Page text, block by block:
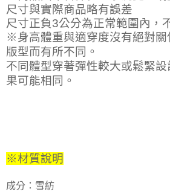
尺寸與實際商品略有誤差
尺寸正負3公分為正常範圍內，
※身高體重與適穿度沒有絕對關
版型而有所不同。
不同體型穿著彈性較大或鬆緊
果可能相同。
※材質說明
成分：雪紡